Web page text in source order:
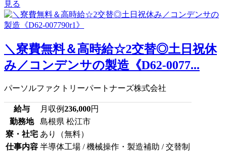
見る
＼寮費無料＆高時給☆2交替◎土日祝休
み／コンデンサの製造《D62-0077...
パーソルファクトリーパートナーズ株式会社
給与 月収例236,000円
勤務地
島根県 松江市
寮・社宅 あり（無料）
仕事内容 半導体工場 / 機械操作・製造補助 / 交替制